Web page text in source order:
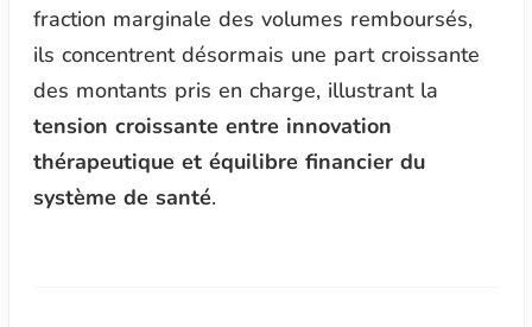
fraction marginale des volumes remboursés,
ils concentrent désormais une part croissante
des montants pris en charge, illustrant la
tension croissante entre innovation
thérapeutique et équilibre financier du
système de santé.